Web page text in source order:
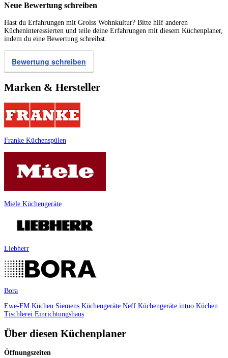
Neue Bewertung schreiben
Hast du Erfahrungen mit Groiss Wohnkultur? Bitte hilf anderen
Kücheninteressierten und teile deine Erfahrungen mit diesem Küchenplaner,
indem du eine Bewertung schreibst.
Bewertung schreiben
Marken & Hersteller
Franke Küchenspülen
Miele Küchengeräte
Liebherr
Bora
Ewe-FM Küchen Siemens Küchengeräte Neff Küchengeräte intuo Küchen
Tischlerei Einrichtungshaus
Über diesen Küchenplaner
Öffnungszeiten